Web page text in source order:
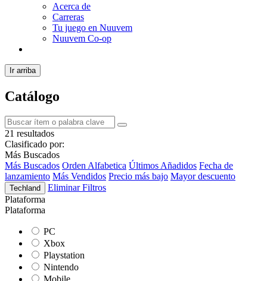
Acerca de
Carreras
Tu juego en Nuuvem
Nuuvem Co-op
Ir arriba
Catálogo
21 resultados
Clasificado por:
Más Buscados
Más Buscados Orden Alfabetica Últimos Añadidos Fecha de
lanzamiento Más Vendidos Precio más bajo Mayor descuento
Techland
Eliminar Filtros
Plataforma
Plataforma
PC
Xbox
Playstation
Nintendo